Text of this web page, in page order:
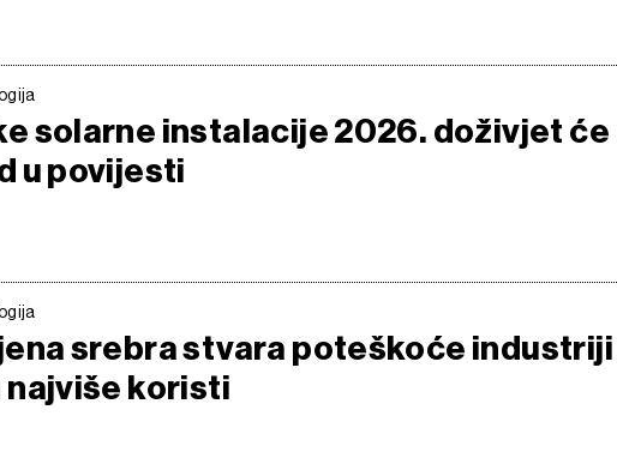
solarne instalacije 2026. doživjet će
u povijesti
srebra stvara poteškoće industriji
najviše koristi